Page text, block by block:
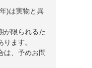
)は実物と異
が限られるた
ます。
は、予めお問